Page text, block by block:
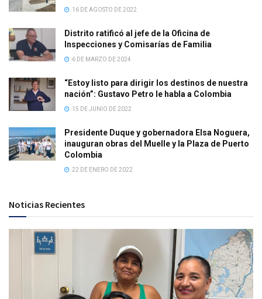
16 DE AGOSTO DE 2022
Distrito ratificó al jefe de la Oficina de
Inspecciones y Comisarías de Familia
6 DE MARZO DE 2024
“Estoy listo para dirigir los destinos de nuestra
nación”: Gustavo Petro le habla a Colombia
15 DE JUNIO DE 2022
Presidente Duque y gobernadora Elsa Noguera,
inauguran obras del Muelle y la Plaza de Puerto
Colombia
22 DE ENERO DE 2022
Noticias Recientes